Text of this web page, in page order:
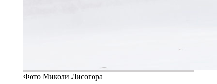
Фото Миколи Лисогора